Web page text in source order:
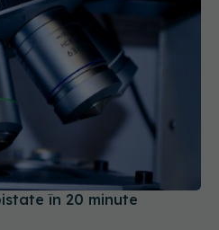
în 20 minute